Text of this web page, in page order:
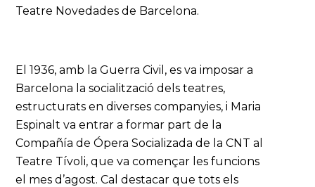
Teatre Novedades de Barcelona.
El 1936, amb la Guerra Civil, es va imposar a
Barcelona la socialització dels teatres,
estructurats en diverses companyies, i Maria
Espinalt va entrar a formar part de la
Compañía de Ópera Socializada de la CNT al
Teatre Tívoli, que va començar les funcions
el mes d’agost. Cal destacar que tots els